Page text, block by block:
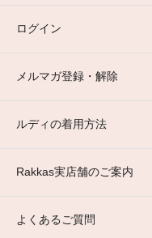
ログイン
メルマガ登録・解除
ルディの着用方法
Rakkas実店舗のご案内
よくあるご質問